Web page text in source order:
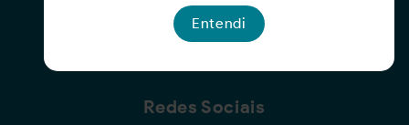
Criar Oportunidade
Redes Sociais
Entendi